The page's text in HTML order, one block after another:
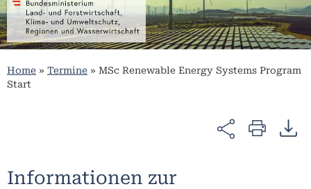
Home » Termine » MSc Renewable Energy Systems Program
Start
Informationen zur